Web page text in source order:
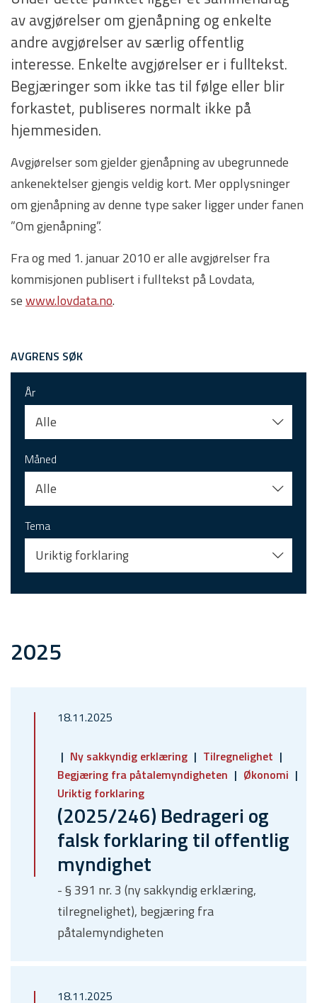
av avgjørelser om gjenåpning og enkelte
andre avgjørelser av særlig offentlig
interesse. Enkelte avgjørelser er i fulltekst.
Begjæringer som ikke tas til følge eller blir
forkastet, publiseres normalt ikke på
hjemmesiden.
Avgjørelser som gjelder gjenåpning av ubegrunnede
ankenektelser gjengis veldig kort. Mer opplysninger
om gjenåpning av denne type saker ligger under fanen
”Om gjenåpning”.
Fra og med 1. januar 2010 er alle avgjørelser fra
kommisjonen publisert i fulltekst på Lovdata,
sewww.lovdata.no.
AVGRENS SØK
År
Alle
Måned
Alle
Tema
Uriktig forklaring
2025
18.11.2025
Ny sakkyndig erklæring
Tilregnelighet
Begjæring fra påtalemyndigheten
Økonomi
Uriktig forklaring
(2025/246) Bedrageri og
falsk forklaring til offentlig
myndighet
- § 391 nr. 3 (ny sakkyndig erklæring,
tilregnelighet), begjæring fra
påtalemyndigheten
18.11.2025